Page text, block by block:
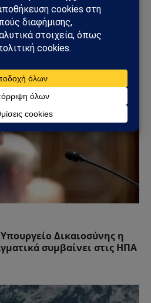
μεγάλο όπλο στρατηγικής
όροι που θέτει η Τεχεράνη
Δικαιοσύνης η
συμβαίνει στις ΗΠΑ